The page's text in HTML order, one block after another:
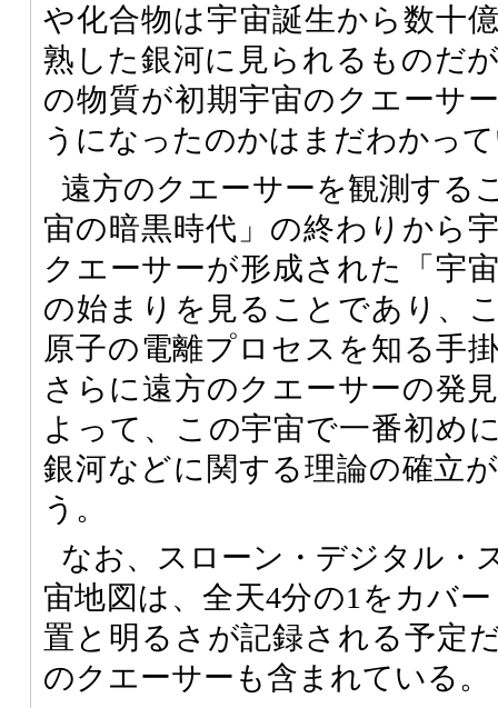
や化合物は宇宙誕生から数十
熟した銀河に見られるものだ
の物質が初期宇宙のクエーサ
うになったのかはまだわかっ
遠方のクエーサーを観測する
宙の暗黒時代」の終わりから
クエーサーが形成された「宇
の始まりを見ることであり、
原子の電離プロセスを知る手
さらに遠方のクエーサーの発
よって、この宇宙で一番初め
銀河などに関する理論の確立
う。
なお、スローン・デジタル・
宙地図は、全天4分の1をカバ
置と明るさが記録される予定
のクエーサーも含まれている。